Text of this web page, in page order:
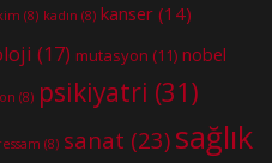
(8) kadın (8) kanser (14)
(17) mutasyon (11) nobel
(8) psikiyatri (31)
(8) sanat (23) sağlık